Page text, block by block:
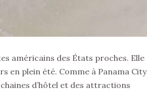
américains des États proches. Elle
en plein été. Comme à Panama City
d’hôtel et des attractions